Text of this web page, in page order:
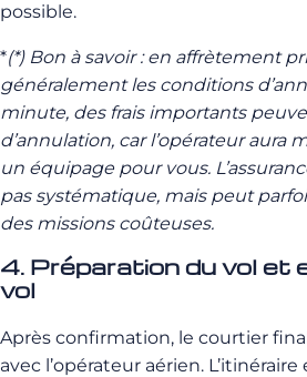
possible.
*(*) Bon à savoir : en affrètement
généralement les conditions
minute, des frais importants
d’annulation, car l’opérateur aura
un équipage pour vous.
pas systématique, mais peut
des missions coûteuses.
4. Préparation du vol et
vol
Après confirmation, le courtier
avec l’opérateur aérien.